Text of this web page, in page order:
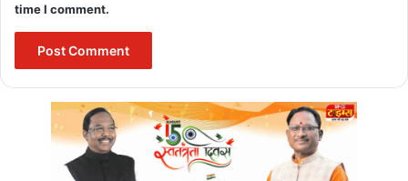
time I comment.